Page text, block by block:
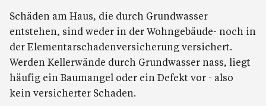
Schäden am Haus, die durch Grundwasser
entstehen, sind weder in der Wohngebäude- noch in
der Elementarschadenversicherung versichert.
Werden Kellerwände durch Grundwasser nass, liegt
häufig ein Baumangel oder ein Defekt vor - also
kein versicherter Schaden.